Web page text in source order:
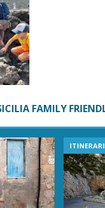
FAMILY
ITINERARI